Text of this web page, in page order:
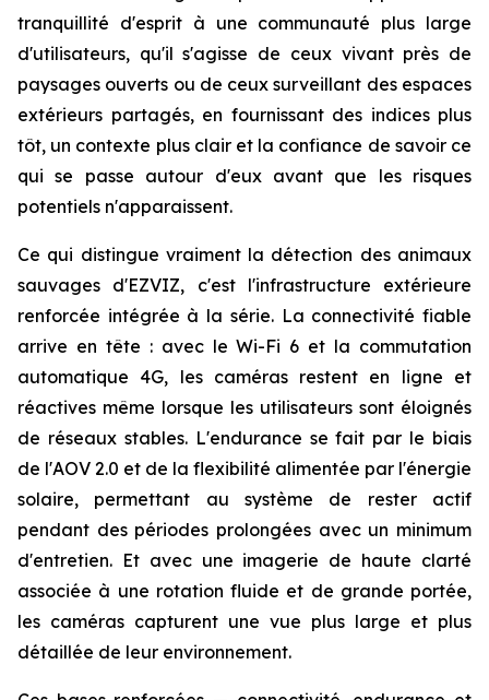
tranquillité d'esprit à une communauté plus large
d'utilisateurs, qu'il s'agisse de ceux vivant près de
paysages ouverts ou de ceux surveillant des espaces
extérieurs partagés, en fournissant des indices plus
tôt, un contexte plus clair et la confiance de savoir ce
qui se passe autour d'eux avant que les risques
potentiels n'apparaissent.
Ce qui distingue vraiment la détection des animaux
sauvages d'EZVIZ, c'est l'infrastructure extérieure
renforcée intégrée à la série. La connectivité fiable
arrive en tête : avec le Wi-Fi 6 et la commutation
automatique 4G, les caméras restent en ligne et
réactives même lorsque les utilisateurs sont éloignés
de réseaux stables. L'endurance se fait par le biais
de l'AOV 2.0 et de la flexibilité alimentée par l'énergie
solaire, permettant au système de rester actif
pendant des périodes prolongées avec un minimum
d'entretien. Et avec une imagerie de haute clarté
associée à une rotation fluide et de grande portée,
les caméras capturent une vue plus large et plus
détaillée de leur environnement.